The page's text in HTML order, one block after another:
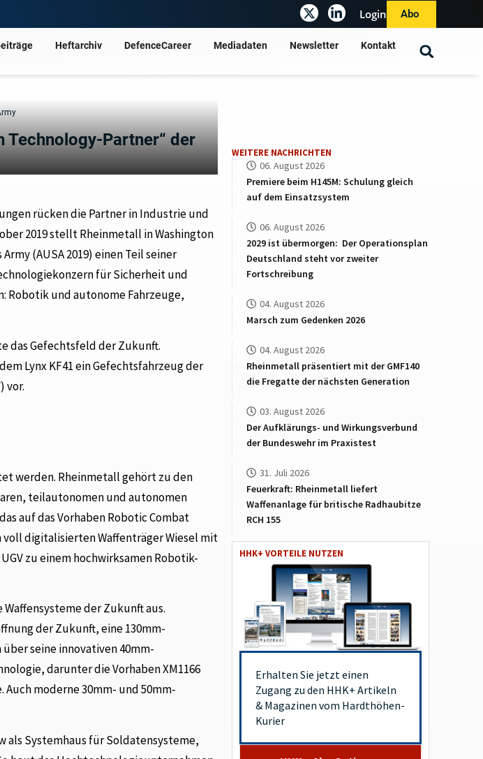
Login Abo
Heftarchiv DefenceCareer Mediadaten Newsletter Kontakt
Technology-Partner“ der
rücken die Partner in Industrie und
2019 stellt Rheinmetall in Washington
(AUSA 2019) einen Teil seiner
für Sicherheit und
Robotik und autonome Fahrzeuge,
das Gefechtsfeld der Zukunft.
Lynx KF41 ein Gefechtsfahrzeug der
vor.
werden. Rheinmetall gehört zu den
teilautonomen und autonomen
auf das Vorhaben Robotic Combat
voll digitalisierten Waffenträger Wiesel mit
zu einem hochwirksamen Robotik-
der Zukunft aus.
der Zukunft, eine 130mm-
seine innovativen 40mm-
darunter die Vorhaben XM1166
Auch moderne 30mm- und 50mm-
als Systemhaus für Soldatensysteme,
WEITERE NACHRICHTEN
06. August 2026
Premiere beim H145M: Schulung gleich
auf dem Einsatzsystem
06. August 2026
2029 ist übermorgen: Der Operationsplan
Deutschland steht vor zweiter
Fortschreibung
04. August 2026
Marsch zum Gedenken 2026
04. August 2026
Rheinmetall präsentiert mit der GMF140
die Fregatte der nächsten Generation
03. August 2026
Der Aufklärungs- und Wirkungsverbund
der Bundeswehr im Praxistest
31. Juli 2026
Feuerkraft: Rheinmetall liefert
Waffenanlage für britische Radhaubitze
RCH 155
HHK+ VORTEILE NUTZEN
Erhalten Sie jetzt einen
Zugang zu den HHK+ Artikeln
& Magazinen vom Hardthöhen-
Kurier